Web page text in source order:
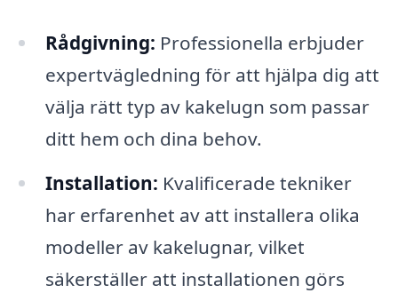
Rådgivning: Professionella erbjuder
expertvägledning för att hjälpa dig att
välja rätt typ av kakelugn som passar
ditt hem och dina behov.
Installation: Kvalificerade tekniker
har erfarenhet av att installera olika
modeller av kakelugnar, vilket
säkerställer att installationen görs